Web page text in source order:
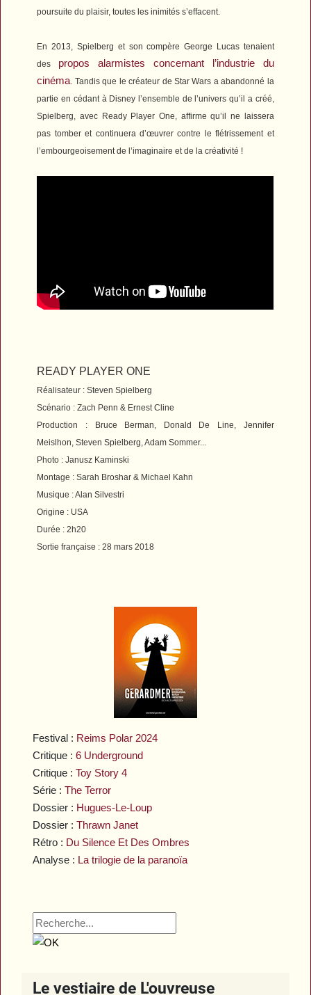
Festival : Reims Polar 2024
Critique :6 Underground
Critique :Toy Story 4
Série :The Terror
Dossier : Hugues-Le-Loup
Dossier :Thrawn Janet
Rétro : Du Silence Et Des Ombres
Analyse : La trilogie de la paranoïa
Le vestiaire de L'ouvreuse
poursuite du plaisir, toutes les inimités s’effacent.
En 2013, Spielberg et son compère George Lucas tenaient
des propos alarmistes concernant l’industrie du
cinéma. Tandis que le créateur de Star Wars a abandonné la
partie en cédant à Disney l’ensemble de l’univers qu’il a créé,
Spielberg, avec Ready Player One, affirme qu’il ne laissera
pas tomber et continuera d’œuvrer contre le flétrissement et
l’embourgeoisement de l’imaginaire et de la créativité !
READY PLAYER ONE
Réalisateur : Steven Spielberg
Scénario : Zach Penn & Ernest Cline
Production : Bruce Berman, Donald De Line, Jennifer
Meislhon, Steven Spielberg, Adam Sommer...
Photo : Janusz Kaminski
Montage : Sarah Broshar & Michael Kahn
Musique : Alan Silvestri
Origine : USA
Durée : 2h20
Sortie française : 28 mars 2018